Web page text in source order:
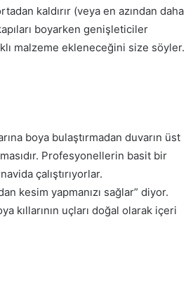
kaldırır (veya en azından daha
boyarken genişleticiler
malzeme ekleneceğini size söyler.
boya bulaştırmadan duvarın üst
Profesyonellerin basit bir
çalıştırıyorlar.
kesim yapmanızı sağlar” diyor.
kıllarının uçları doğal olarak içeri